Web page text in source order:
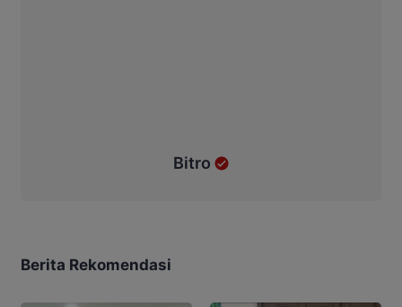
Bitro
Berita Rekomendasi